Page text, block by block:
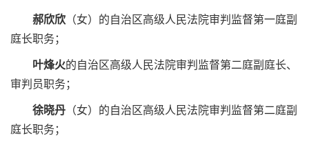
郝欣欣 （女）的自治区高级人民法院审判监督第一庭副
庭长职务；
叶烽火的自治区高级人民法院审判监督第二庭副庭长、
审判员职务；
徐晓丹 （女）的自治区高级人民法院审判监督第二庭副
庭长职务；